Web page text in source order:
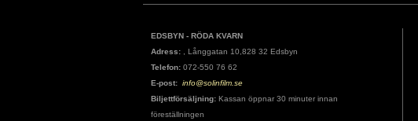
EDSBYN - RÖDA KVARN
Adress:
, Långgatan 10,828 32 Edsbyn
Telefon: 072-550 76 62
E-post: info@solinfilm.se
Biljettförsäljning: Kassan öppnar 30 minuter innan
föreställningen